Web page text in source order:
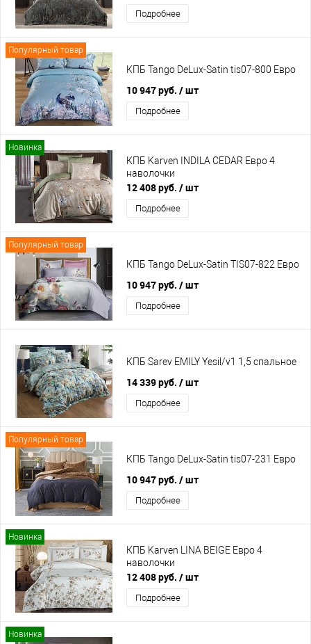
Подробнее
Популярный товар
КПБ Tango DeLux-Satin tis07-800 Евро
10 947 руб. / шт
Подробнее
Новинка
КПБ Karven INDILA CEDAR Евро 4
наволочки
12 408 руб. / шт
Подробнее
Популярный товар
КПБ Tango DeLux-Satin TIS07-822 Евро
10 947 руб. / шт
Подробнее
КПБ Sarev EMILY Yesil/v1 1,5 спальное
14 339 руб. / шт
Подробнее
Популярный товар
КПБ Tango DeLux-Satin tis07-231 Евро
10 947 руб. / шт
Подробнее
Новинка
КПБ Karven LINA BEIGE Евро 4
наволочки
12 408 руб. / шт
Подробнее
Новинка